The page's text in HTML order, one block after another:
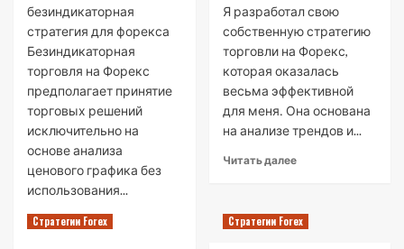
безиндикаторная
стратегия для форекса
Безиндикаторная
торговля на Форекс
предполагает принятие
торговых решений
исключительно на
основе анализа
ценового графика без
использования...
Читать далееRead
Я разработал свою
собственную стратегию
торговли на Форекс,
которая оказалась
весьма эффективной
для меня․ Она основана
на анализе трендов и...
Читать далееRead
стратегия
Стратегии Forex Стратегии Forex